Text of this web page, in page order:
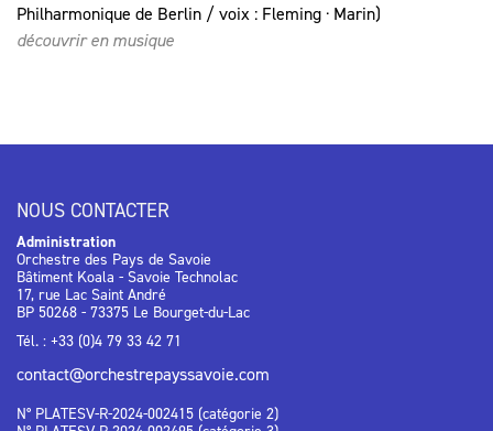
Philharmonique de Berlin / voix : Fleming · Marin)
découvrir en musique
NOUS CONTACTER
Administration
Orchestre des Pays de Savoie
Bâtiment Koala - Savoie Technolac
17, rue Lac Saint André
BP 50268 - 73375 Le Bourget-du-Lac
Tél. : +33 (0)4 79 33 42 71
contact@orchestrepayssavoie.com
N° PLATESV-R-2024-002415 (catégorie 2)